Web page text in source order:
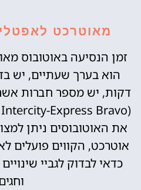
מאוטרכט
זמן הנסיעה באוטובוס
הוא בערך שעתיים, יש
דקות, יש מספר חברות
את האוטובוסים ניתן
אוטרכט, הקווים פועלים
כדאי לבדוק לגביי